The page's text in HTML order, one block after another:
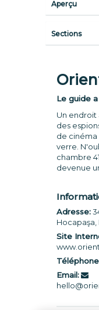
Aperçu
Sections
Le guide
Un endroit
des
de cinéma
verre.
chambre
devenue
Adresse:
Hocapaşa,
Site
Email: